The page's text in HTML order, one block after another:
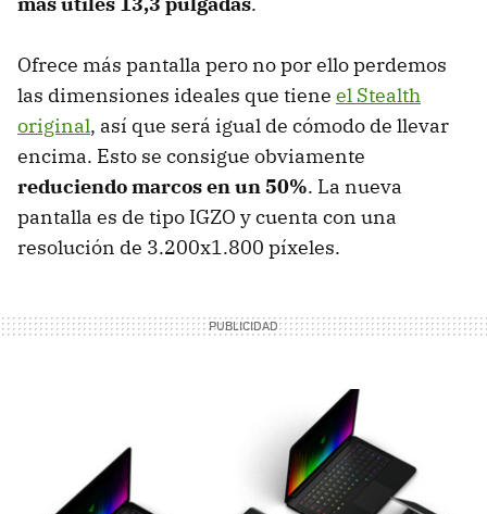
Ofrece más pantalla pero no por ello perdemos
las dimensiones ideales que tiene el Stealth
original, así que será igual de cómodo de llevar
encima. Esto se consigue obviamente
reduciendo marcos en un 50%. La nueva
pantalla es de tipo IGZO y cuenta con una
resolución de 3.200x1.800 píxeles.